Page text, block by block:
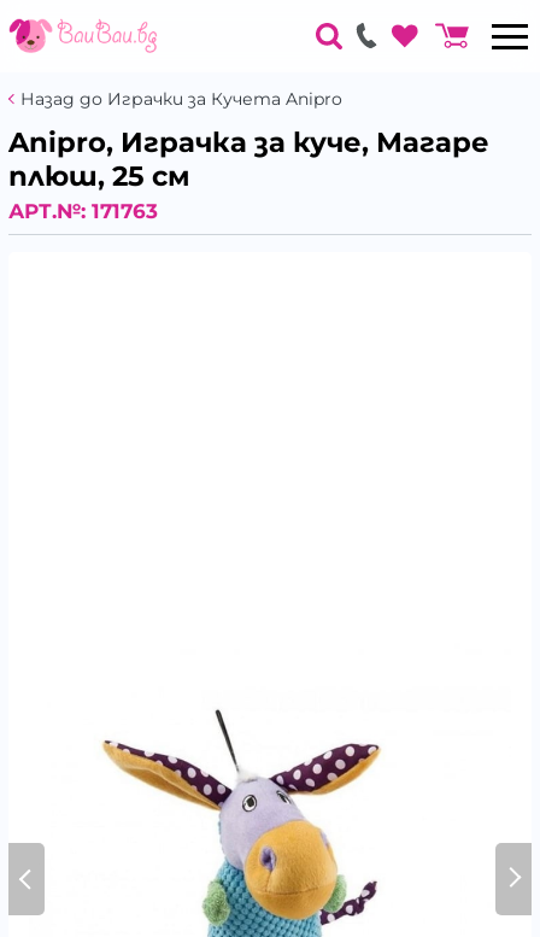
Назад до Играчки за Кучета Anipro
Anipro, Играчка за куче, Магаре
плюш, 25 см
АРТ.№: 171763